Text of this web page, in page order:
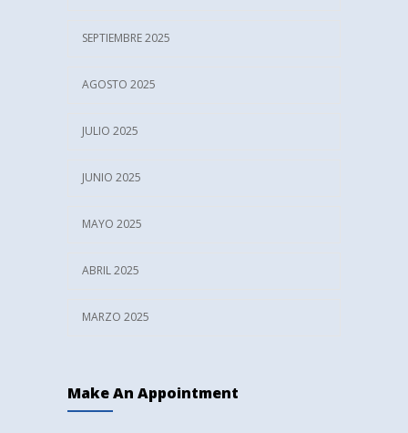
SEPTIEMBRE 2025
AGOSTO 2025
JULIO 2025
JUNIO 2025
MAYO 2025
ABRIL 2025
MARZO 2025
Make An Appointment